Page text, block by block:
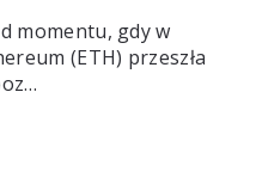
momentu, gdy w
(ETH) przeszła